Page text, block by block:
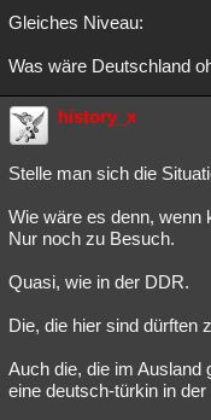
Gleiches Niveau:
Was wäre Deutschland
history_x
Stelle man sich die
Wie wäre es denn, wenn
Nur noch zu Besuch.
Quasi, wie in der DDR.
Die, die hier sind dürften
Auch die, die im Ausland
eine deutsch-türkin in